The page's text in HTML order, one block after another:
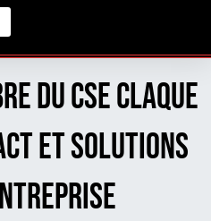
du cse claque
et solutions